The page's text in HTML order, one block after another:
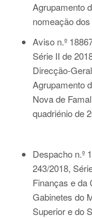
Agrupamento
nomeação
Aviso n.º
Série II de
Direcção-
Agrupamento
Nova de
quadriénio de
Despacho n.º
243/2018,
Finanças e da
Gabinetes do
Superior e do